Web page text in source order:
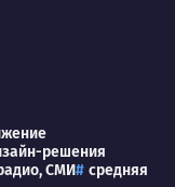
решения
СМИ средняя